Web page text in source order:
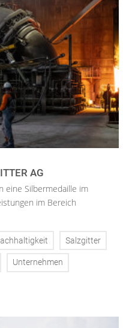
AG
eine Silbermedaille im
im Bereich
Salzgitter
Unternehmen